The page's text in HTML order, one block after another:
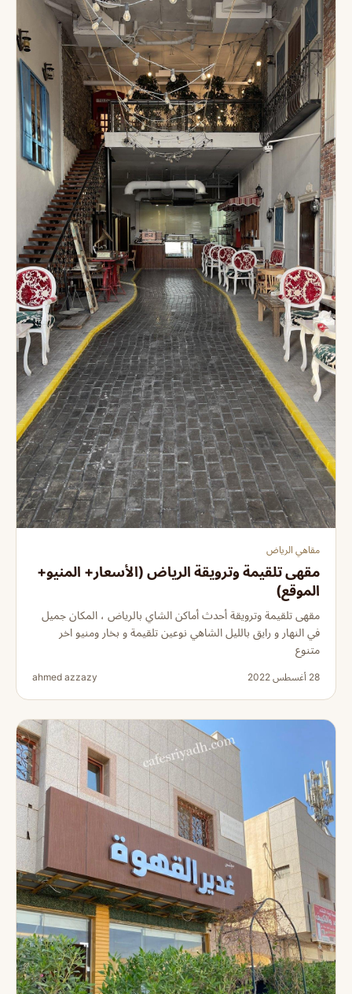
مقاهي الرياض
مقهى تلقيمة وترويقة الرياض (الأسعار+ المنيو+
الموقع)
مقهى تلقيمة وترويقة أحدث أماكن الشاي بالرياض ، المكان جميل
في النهار و رايق بالليل الشاهي نوعين تلقيمة و بخار ومنيو اخر
متنوع
28 أغسطس 2022 ahmed azzazy